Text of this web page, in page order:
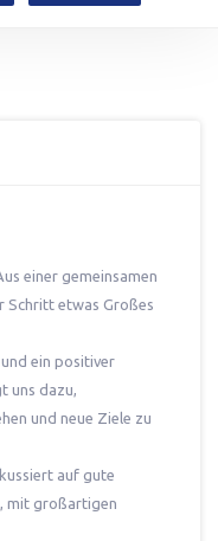
einer gemeinsamen
Schritt etwas Großes
ein positiver
uns dazu,
und neue Ziele zu
auf gute
mit großartigen